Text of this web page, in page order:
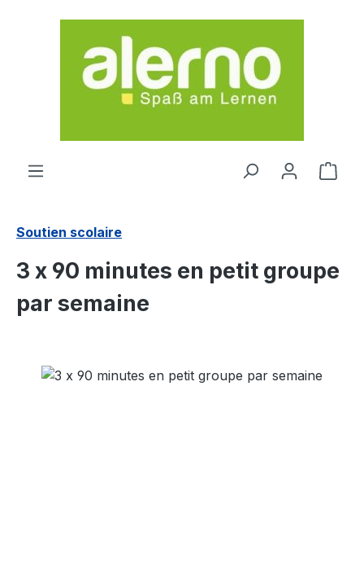
Passer au contenu principal
Le
Soutien scolaire
3 x 90 minutes en petit groupe
par semaine
Ignorer la galerie d'images